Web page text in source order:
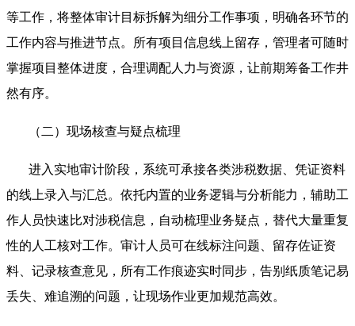
等工作，将整体审计目标拆解为细分工作事项，明确各环节的
工作内容与推进节点。所有项目信息线上留存，管理者可随时
掌握项目整体进度，合理调配人力与资源，让前期筹备工作井
然有序。
（二）现场核查与疑点梳理
进入实地审计阶段，系统可承接各类涉税数据、凭证资料
的线上录入与汇总。依托内置的业务逻辑与分析能力，辅助工
作人员快速比对涉税信息，自动梳理业务疑点，替代大量重复
性的人工核对工作。审计人员可在线标注问题、留存佐证资
料、记录核查意见，所有工作痕迹实时同步，告别纸质笔记易
丢失、难追溯的问题，让现场作业更加规范高效。